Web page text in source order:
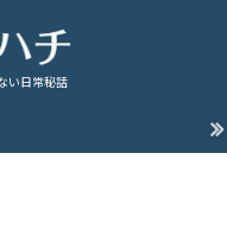
い日常秘話